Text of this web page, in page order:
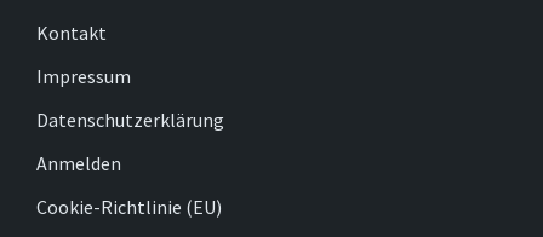
Kontakt
Impressum
Datenschutzerklärung
Anmelden
Cookie-Richtlinie (EU)